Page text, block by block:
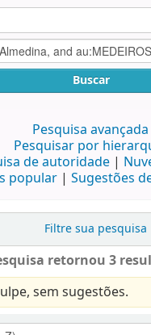
Buscar
Pesquisa avançada
Pesquisar por
de autoridade
popular
Sugestões
Filtre sua pesquisa
retornou 3
sem sugestões.